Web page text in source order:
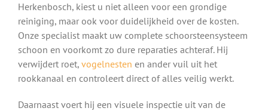
Herkenbosch, kiest u niet alleen voor een grondige
reiniging, maar ook voor duidelijkheid over de kosten.
Onze specialist maakt uw complete schoorsteensysteem
schoon en voorkomt zo dure reparaties achteraf. Hij
verwijdert roet, vogelnesten en ander vuil uit het
rookkanaal en controleert direct of alles veilig werkt.
Daarnaast voert hij een visuele inspectie uit van de